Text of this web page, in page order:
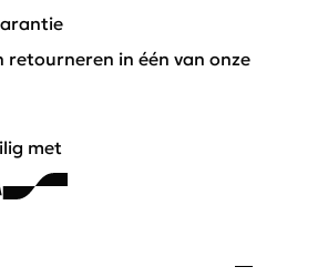
retourneren in één van onze
met